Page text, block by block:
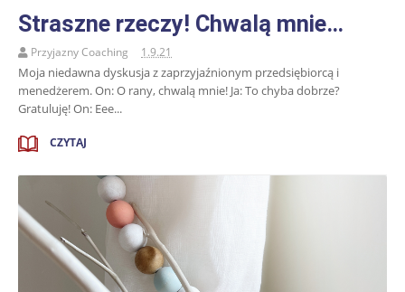
Straszne rzeczy! Chwalą mnie…
Przyjazny Coaching 1.9.21
Moja niedawna dyskusja z zaprzyjaźnionym przedsiębiorcą i
menedżerem. On: O rany, chwalą mnie! Ja: To chyba dobrze?
Gratuluję! On: Eee...
CZYTAJ